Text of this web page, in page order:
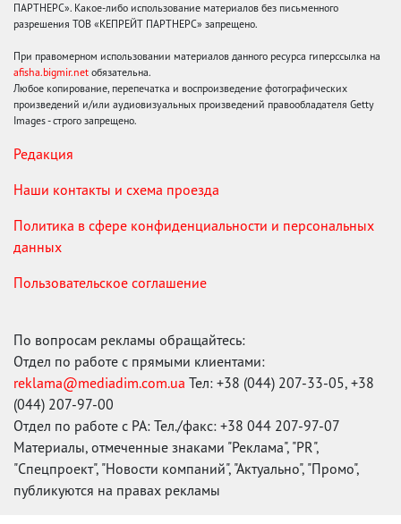
ПАРТНЕРС». Какое-либо использование материалов без письменного
разрешения ТОВ «КЕПРЕЙТ ПАРТНЕРС» запрещено.
При правомерном использовании материалов данного ресурса гиперссылка на
afisha.bigmir.net обязательна.
Любое копирование, перепечатка и воспроизведение фотографических
произведений и/или аудиовизуальных произведений правообладателя Getty
Images - строго запрещено.
Редакция
Наши контакты и схема проезда
Политика в сфере конфиденциальности и персональных
данных
Пользовательское соглашение
По вопросам рекламы обращайтесь:
Отдел по работе с прямыми клиентами:
reklama@mediadim.com.ua Тел: +38 (044) 207-33-05, +38
(044) 207-97-00
Отдел по работе с РА: Тел./факс: +38 044 207-97-07
Материалы, отмеченные знаками "Реклама", "PR",
"Спецпроект", "Новости компаний", "Актуально", "Промо",
публикуются на правах рекламы